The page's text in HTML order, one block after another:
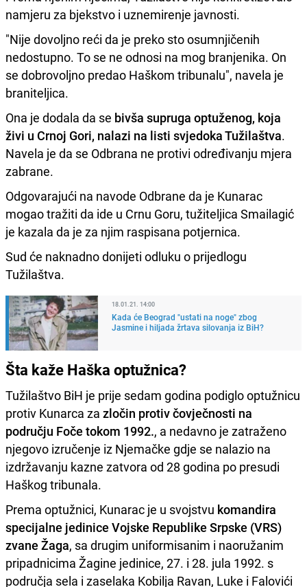
namjeru za bjekstvo i uznemirenje javnosti.
"Nije dovoljno reći da je preko sto osumnjičenih
nedostupno. To se ne odnosi na mog branjenika. On
se dobrovoljno predao Haškom tribunalu", navela je
braniteljica.
Ona je dodala da se bivša supruga optuženog, koja
živi u Crnoj Gori, nalazi na listi svjedoka Tužilaštva.
Navela je da se Odbrana ne protivi određivanju mjera
zabrane.
Odgovarajući na navode Odbrane da je Kunarac
mogao tražiti da ide u Crnu Goru, tužiteljica Smailagić
je kazala da je za njim raspisana potjernica.
Sud će naknadno donijeti odluku o prijedlogu
Tužilaštva.
18.01.21. 14:00
Kada će Beograd "ustati na noge" zbog
Jasmine i hiljada žrtava silovanja iz BiH?
Šta kaže Haška optužnica?
Tužilaštvo BiH je prije sedam godina podiglo optužnicu
protiv Kunarca za zločin protiv čovječnosti na
području Foče tokom 1992., a nedavno je zatraženo
njegovo izručenje iz Njemačke gdje se nalazio na
izdržavanju kazne zatvora od 28 godina po presudi
Haškog tribunala.
Prema optužnici, Kunarac je u svojstvu komandira
specijalne jedinice Vojske Republike Srpske (VRS)
zvane Žaga, sa drugim uniformisanim i naoružanim
pripadnicima Žagine jedinice, 27. i 28. jula 1992. s
područja sela i zaselaka Kobilja Ravan, Luke i Falovići